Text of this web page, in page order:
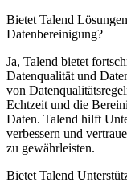
Bietet Talend
Datenbereinigung?
Ja, Talend bietet
Datenqualität und
von
Echtzeit und die
Daten. Talend hilft
verbessern und
zu gewährleisten.
Bietet Talend